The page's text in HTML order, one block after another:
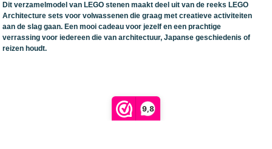
9,8
Dit verzamelmodel van LEGO stenen maakt deel uit van de reeks LEGO
Architecture sets voor volwassenen die graag met creatieve activiteiten
aan de slag gaan. Een mooi cadeau voor jezelf en een prachtige
verrassing voor iedereen die van architectuur, Japanse geschiedenis of
reizen houdt.